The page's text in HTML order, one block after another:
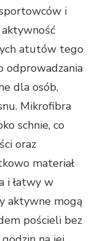
i
atutów tego
odprowadzania
dla osób,
Mikrofibra
schnie, co
oraz
materiał
i łatwy w
aktywne mogą
pościeli bez